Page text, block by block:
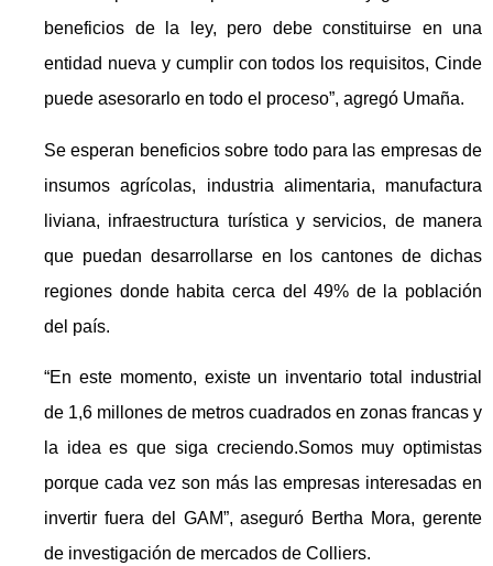
beneficios de la ley, pero debe constituirse en una
entidad nueva y cumplir con todos los requisitos, Cinde
puede asesorarlo en todo el proceso”, agregó Umaña.
Se esperan beneficios sobre todo para las empresas de
insumos agrícolas, industria alimentaria, manufactura
liviana, infraestructura turística y servicios, de manera
que puedan desarrollarse en los cantones de dichas
regiones donde habita cerca del 49% de la población
del país.
“En este momento, existe un inventario total industrial
de 1,6 millones de metros cuadrados en zonas francas y
la idea es que siga creciendo.Somos muy optimistas
porque cada vez son más las empresas interesadas en
invertir fuera del GAM”, aseguró Bertha Mora, gerente
de investigación de mercados de Colliers.